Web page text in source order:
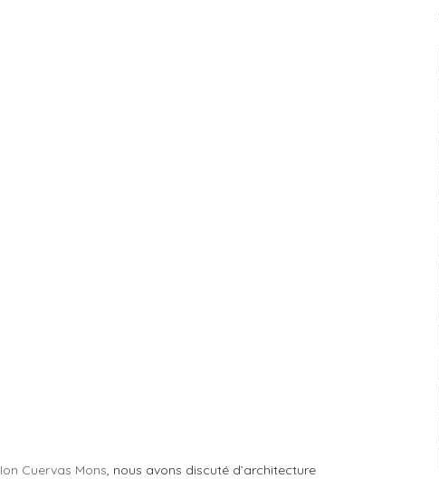
Ion Cuervas Mons , nous avons discuté d’architecture